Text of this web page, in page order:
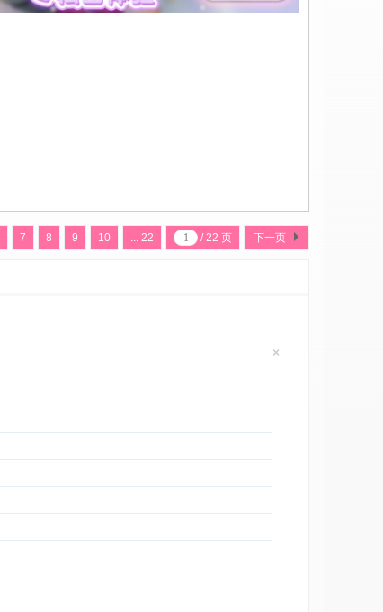
7 8 9 10 ... 22 / 22 页 下一页
×